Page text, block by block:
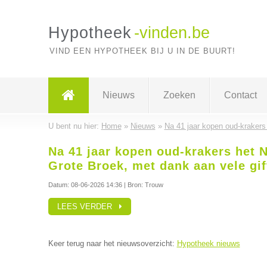
Hypotheek -vinden.be
VIND EEN HYPOTHEEK BIJ U IN DE BUURT!
Nieuws Zoeken Contact
U bent nu hier: Home» Nieuws » Na 41 jaar kopen oud-
Na 41 jaar kopen oud-krakers het
Grote Broek, met dank aan vele
Datum: 08-06-2026 14:36| Bron: Trouw
LEES VERDER
Keer terug naar het nieuwsoverzicht: Hypotheek nieuws